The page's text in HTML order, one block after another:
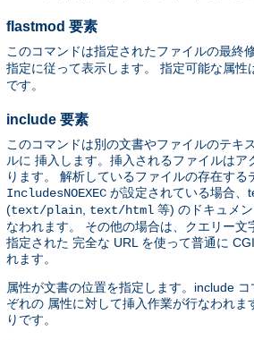
flastmod 要素
このコマンドは指定されたファイルの最終
指定に従って表示します。 指定可能な属性
です。
include 要素
このコマンドは別の文書やファイルのテキ
ルに 挿入します。挿入されるファイルはア
ります。 解析しているファイルの存在する
IncludesNOEXEC が設定されている場合、
(text/plain text/html 等) のドキュメ
なわれます。 その他の場合は、クエリー文
指定された 完全な URL を使って普通に
れます。
属性が文書の位置を指定します。include
ぞれの 属性に対して挿入作業が行なわれま
りです。